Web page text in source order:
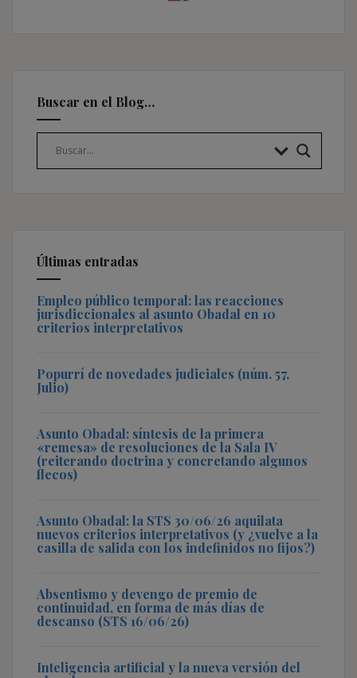
Buscar en el Blog…
Últimas entradas
Empleo público temporal: las reacciones
jurisdiccionales al asunto Obadal en 10
criterios interpretativos
Popurrí de novedades judiciales (núm. 57,
Julio)
Asunto Obadal: síntesis de la primera
«remesa» de resoluciones de la Sala IV
(reiterando doctrina y concretando algunos
flecos)
Asunto Obadal: la STS 30/06/26 aquilata
nuevos criterios interpretativos (y ¿vuelve a la
casilla de salida con los indefinidos no fijos?)
Absentismo y devengo de premio de
continuidad, en forma de más días de
descanso (STS 16/06/26)
Inteligencia artificial y la nueva versión del